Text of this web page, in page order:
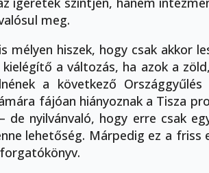
meg.
mélyen hiszek, hogy csak akkor
a változás, ha azok a
a következő
fájóan hiányoznak a Tisza
de nyilvánvaló, hogy erre csak
lehetőség. Márpedig ez a friss